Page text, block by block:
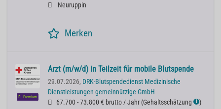
Neuruppin
Merken
Premium
Arzt (m/w/d) in Teilzeit für mobile Blutspende
29.07.2026, DRK-Blutspendedienst Medizinische
Dienstleistungen gemeinnützige GmbH
67.700 - 73.800 € brutto / Jahr (Gehaltsschätzung ℹ )